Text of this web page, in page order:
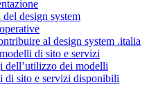
design system
al design system .italia
di sito e servizi
dell’utilizzo dei modelli
di sito e servizi disponibili